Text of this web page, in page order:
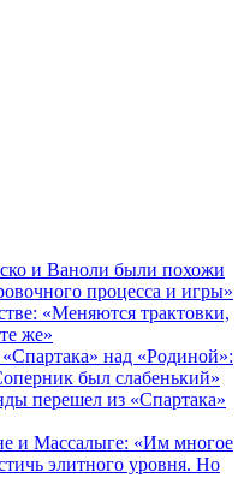
и Ваноли были похожи
процесса и игры»
«Меняются трактовки,
же»
над «Родиной»:
был слабенький»
перешел из «Спартака»
и Массалыге: «Им многое
элитного уровня. Но